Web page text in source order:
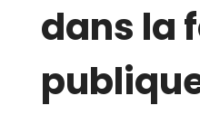
dans la